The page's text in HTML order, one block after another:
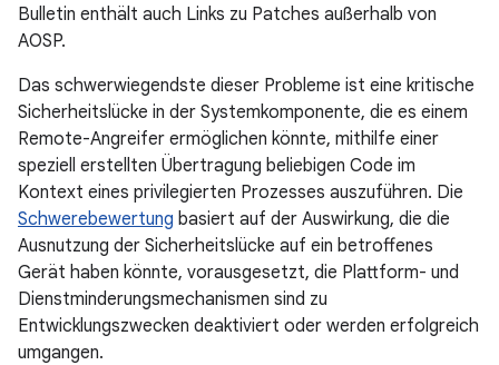
Bulletin enthält auch Links zu Patches außerhalb von
AOSP.
Das schwerwiegendste dieser Probleme ist eine kritische
Sicherheitslücke in der Systemkomponente, die es einem
Remote-Angreifer ermöglichen könnte, mithilfe einer
speziell erstellten Übertragung beliebigen Code im
Kontext eines privilegierten Prozesses auszuführen. Die
Schwerebewertung basiert auf der Auswirkung, die die
Ausnutzung der Sicherheitslücke auf ein betroffenes
Gerät haben könnte, vorausgesetzt, die Plattform- und
Dienstminderungsmechanismen sind zu
Entwicklungszwecken deaktiviert oder werden erfolgreich
umgangen.